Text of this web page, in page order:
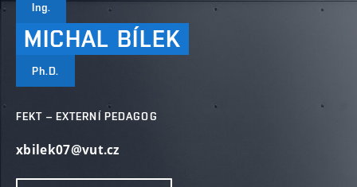
Ing.
MICHAL BÍLEK
Ph.D.
FEKT – EXTERNÍ PEDAGOG
xbilek07@vut.cz